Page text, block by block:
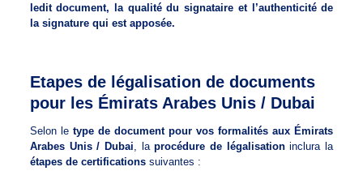
ledit document, la qualité du signataire et l’authenticité de
la signature qui est apposée.
Etapes de légalisation de documents
pour les Émirats Arabes Unis / Dubai
Selon le type de document pour vos formalités aux Émirats
Arabes Unis / Dubai , laprocédure de légalisationinclura la
étapes de certificationssuivantes :